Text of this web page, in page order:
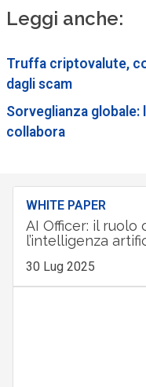
Leggi anche:
Truffa criptovalute,
dagli scam
Sorveglianza globale:
collabora
WHITE PAPER
AI Officer: il
l’intelligenza
30 Lug 2025